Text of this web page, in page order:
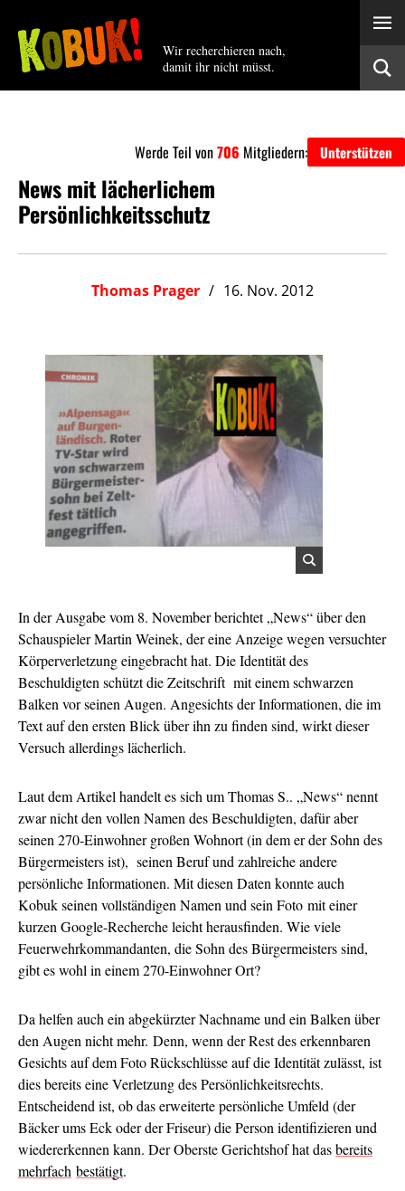
Wir recherchieren nach,
damit ihr nicht müsst.
Werde Teil von706 Mitgliedern: Unterstützen
News mit lächerlichem
Persönlichkeitsschutz
Thomas Prager 16. Nov. 2012
In der Ausgabe vom 8. November berichtet „News“ über den
Schauspieler Martin Weinek, der eine Anzeige wegen versuchter
Körperverletzung eingebracht hat. Die Identität des
Beschuldigten schützt die Zeitschrift mit einem schwarzen
Balken vor seinen Augen. Angesichts der Informationen, die im
Text auf den ersten Blick über ihn zu finden sind, wirkt dieser
Versuch allerdings lächerlich.
Laut dem Artikel handelt es sich um Thomas S.. „News“ nennt
zwar nicht den vollen Namen des Beschuldigten, dafür aber
seinen 270-Einwohner großen Wohnort (in dem er der Sohn des
Bürgermeisters ist), seinen Beruf und zahlreiche andere
persönliche Informationen. Mit diesen Daten konnte auch
Kobuk seinen vollständigen Namen und sein Foto mit einer
kurzen Google-Recherche leicht herausfinden. Wie viele
Feuerwehrkommandanten, die Sohn des Bürgermeisters sind,
gibt es wohl in einem 270-Einwohner Ort?
Da helfen auch ein abgekürzter Nachname und ein Balken über
den Augen nicht mehr. Denn, wenn der Rest des erkennbaren
Gesichts auf dem Foto Rückschlüsse auf die Identität zulässt, ist
dies bereits eine Verletzung des Persönlichkeitsrechts.
Entscheidend ist, ob das erweiterte persönliche Umfeld (der
Bäcker ums Eck oder der Friseur) die Person identifizieren und
wiedererkennen kann. Der Oberste Gerichtshof hat dasbereits
mehrfach bestätigt.